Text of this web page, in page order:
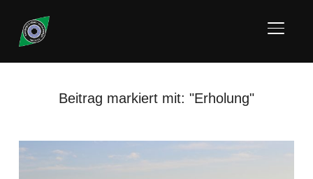
Beitrag markiert mit: "Erholung"